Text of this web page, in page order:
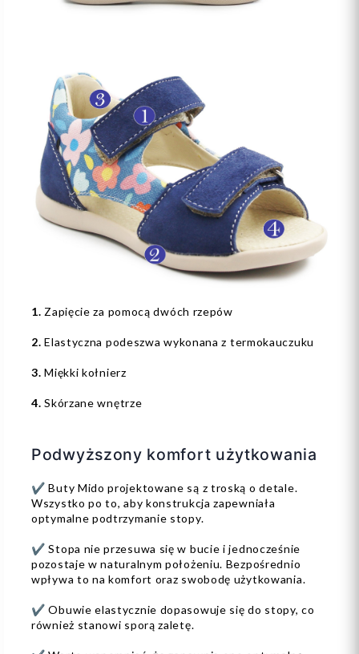
1. Zapięcie za pomocą dwóch rzepów
2.Elastyczna podeszwa wykonana z termokauczuku
3. Miękki kołnierz
4. Skórzane wnętrze
Podwyższony komfort użytkowania
✔️ Buty Mido projektowane są z troską o detale.
Wszystko po to, aby konstrukcja zapewniała
optymalne podtrzymanie stopy.
✔️ Stopa nie przesuwa się w bucie i jednocześnie
pozostaje w naturalnym położeniu. Bezpośrednio
wpływa to na komfort oraz swobodę użytkowania.
✔️ Obuwie elastycznie dopasowuje się do stopy, co
również stanowi sporą zaletę.